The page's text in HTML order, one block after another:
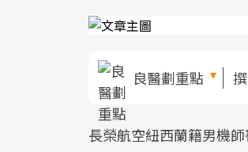
良醫劃重點
長榮航空紐西蘭籍男機